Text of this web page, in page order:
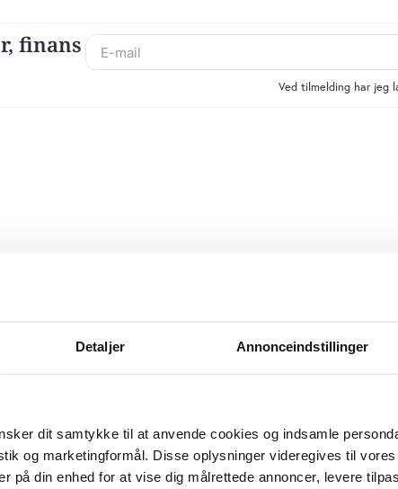
Detaljer Annonceindstillinger
dit samtykke til at anvende cookies og indsamle
og marketingformål. Disse oplysninger videregives til
på din enhed for at vise dig målrettede annoncer, levere
finans
Ved tilmelding har jeg